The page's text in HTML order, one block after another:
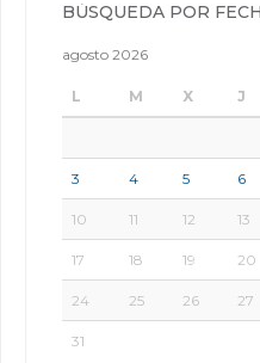
BÚSQUEDA POR
agosto 2026
L M X J
3 4 5 6
10 11 12 13
17 18 19 20
24 25 26 27
31